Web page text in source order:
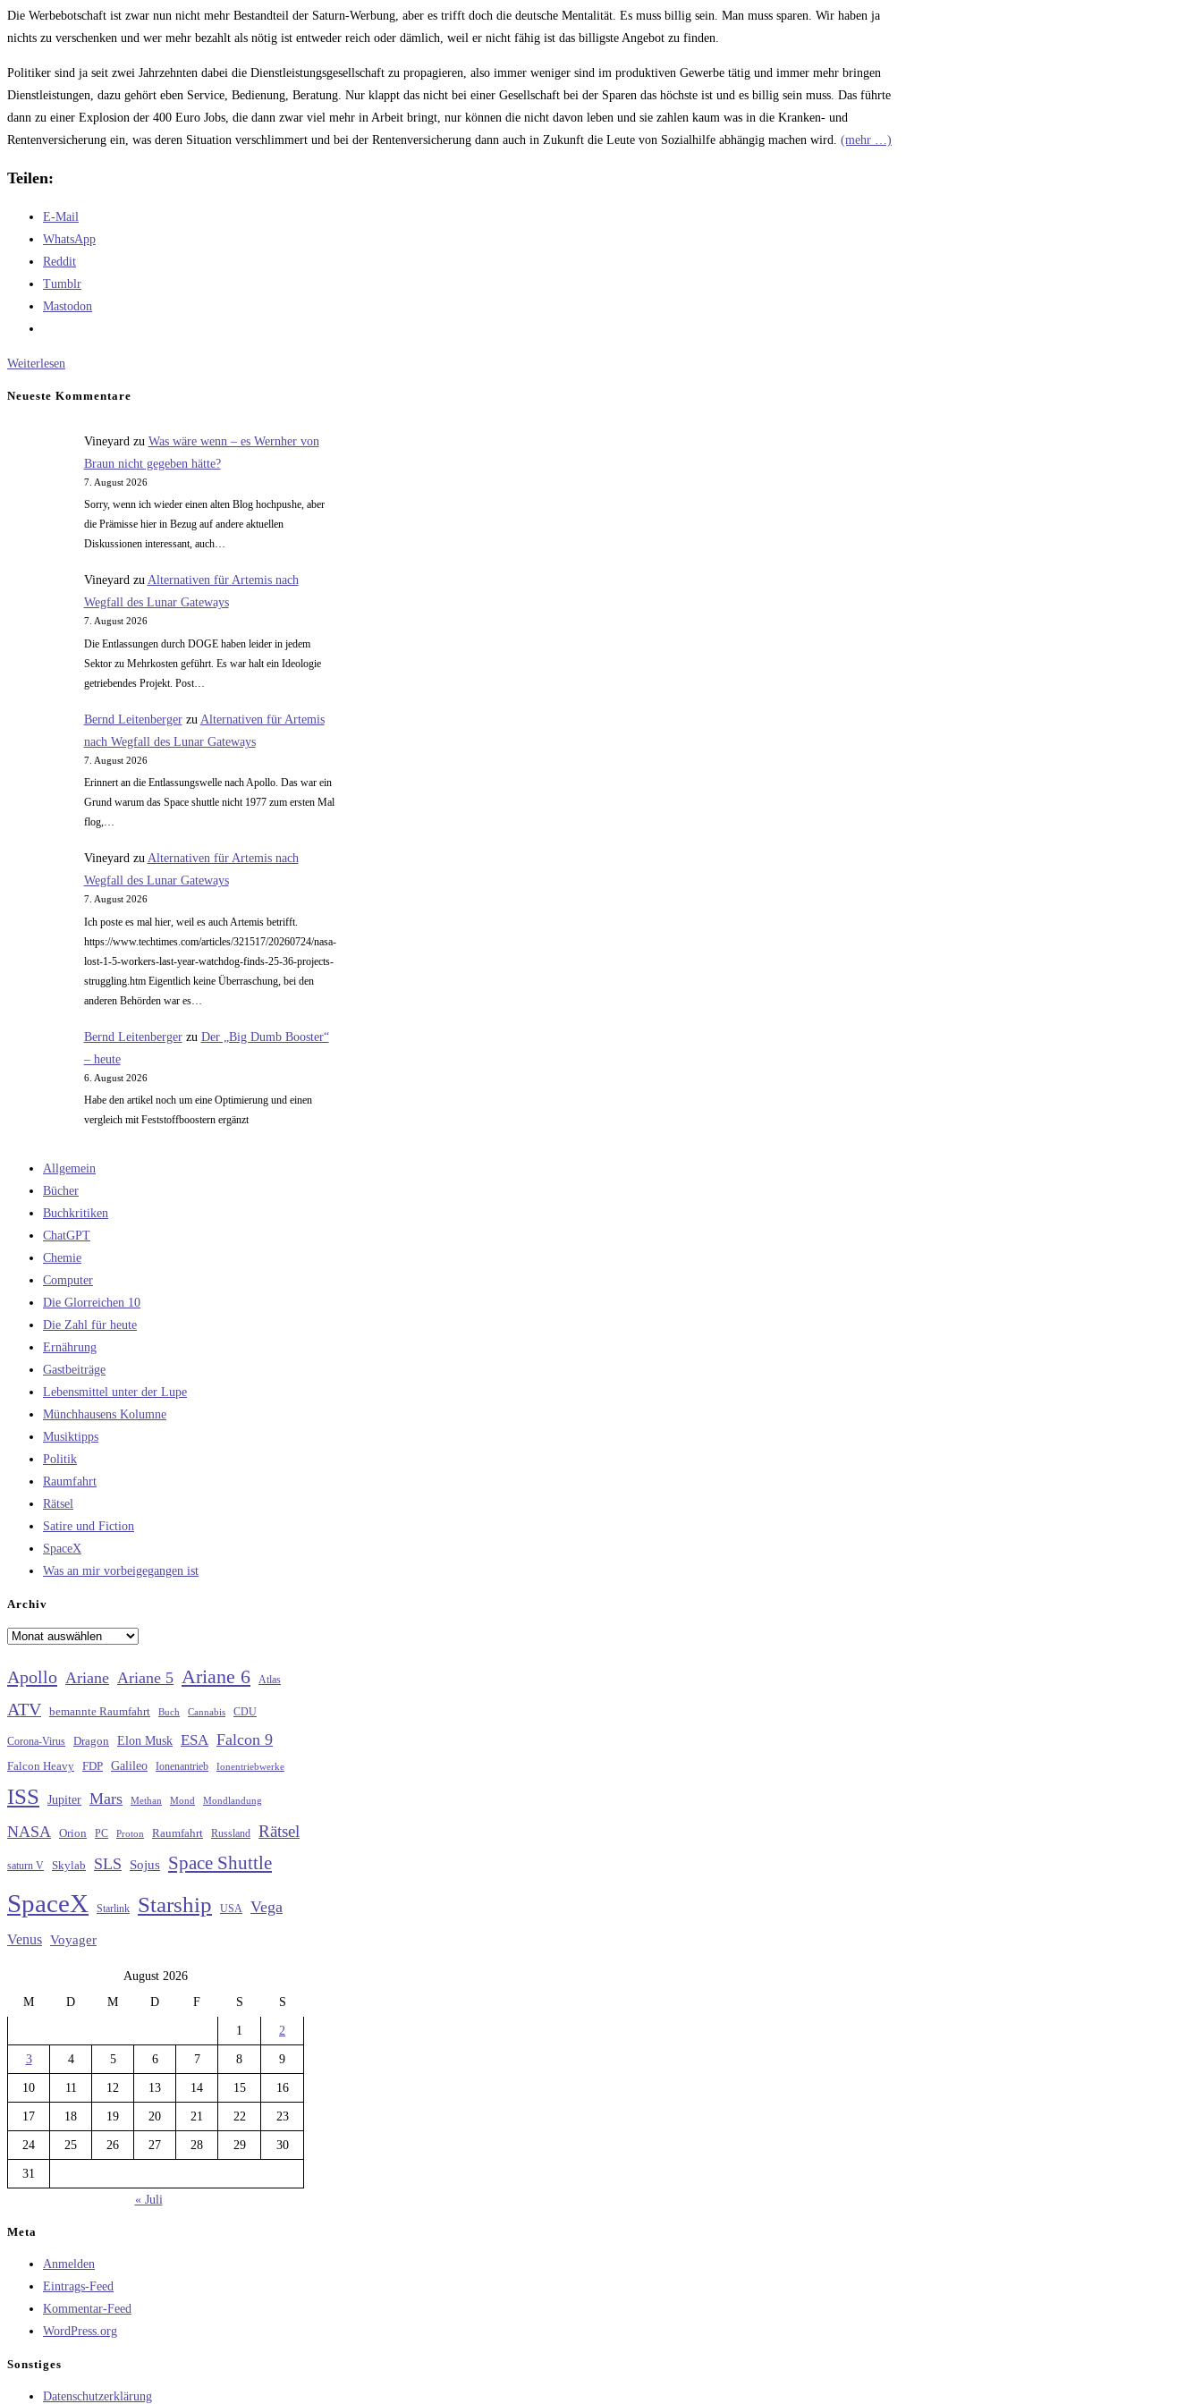
Die Werbebotschaft ist zwar nun nicht mehr Bestandteil der Saturn-Werbung, aber es trifft doch die deutsche Mentalität. Es muss billig sein. Man muss sparen. Wir haben ja
nichts zu verschenken und wer mehr bezahlt als nötig ist entweder reich oder dämlich, weil er nicht fähig ist das billigste Angebot zu finden.
Politiker sind ja seit zwei Jahrzehnten dabei die Dienstleistungsgesellschaft zu propagieren, also immer weniger sind im produktiven Gewerbe tätig und immer mehr bringen
Dienstleistungen, dazu gehört eben Service, Bedienung, Beratung. Nur klappt das nicht bei einer Gesellschaft bei der Sparen das höchste ist und es billig sein muss. Das führte
dann zu einer Explosion der 400 Euro Jobs, die dann zwar viel mehr in Arbeit bringt, nur können die nicht davon leben und sie zahlen kaum was in die Kranken- und
Rentenversicherung ein, was deren Situation verschlimmert und bei der Rentenversicherung dann auch in Zukunft die Leute von Sozialhilfe abhängig machen wird. (mehr …)
Teilen:
E-Mail
WhatsApp
Reddit
Tumblr
Mastodon
Weiterlesen
Neueste Kommentare
Vineyard zu Was wäre wenn – es Wernher von
Braun nicht gegeben hätte?
7. August 2026
Sorry, wenn ich wieder einen alten Blog hochpushe, aber
die Prämisse hier in Bezug auf andere aktuellen
Diskussionen interessant, auch…
Vineyardzu Alternativen für Artemis nach
Wegfall des Lunar Gateways
7. August 2026
Die Entlassungen durch DOGE haben leider in jedem
Sektor zu Mehrkosten geführt. Es war halt ein Ideologie
getriebendes Projekt. Post…
Bernd Leitenbergerzu Alternativen für Artemis
nach Wegfall des Lunar Gateways
7. August 2026
Erinnert an die Entlassungswelle nach Apollo. Das war ein
Grund warum das Space shuttle nicht 1977 zum ersten Mal
flog,…
Vineyardzu Alternativen für Artemis nach
Wegfall des Lunar Gateways
7. August 2026
Ich poste es mal hier, weil es auch Artemis betrifft.
https://www.techtimes.com/articles/321517/20260724/nasa-
lost-1-5-workers-last-year-watchdog-finds-25-36-projects-
struggling.htm Eigentlich keine Überraschung, bei den
anderen Behörden war es…
Bernd Leitenbergerzu Der „Big Dumb Booster“
– heute
6. August 2026
Habe den artikel noch um eine Optimierung und einen
vergleich mit Feststoffboostern ergänzt
Allgemein
Bücher
Buchkritiken
ChatGPT
Chemie
Computer
Die Glorreichen 10
Die Zahl für heute
Ernährung
Gastbeiträge
Lebensmittel unter der Lupe
Münchhausens Kolumne
Musiktipps
Politik
Raumfahrt
Rätsel
Satire und Fiction
SpaceX
Was an mir vorbeigegangen ist
Archiv
Archiv
Apollo Ariane Ariane 5 Ariane 6 Atlas
ATV bemannte Raumfahrt Buch Cannabis CDU
Corona-Virus Dragon Elon Musk ESA Falcon 9
Falcon Heavy FDP Galileo Ionenantrieb Ionentriebwerke
ISS Jupiter Mars Methan Mond Mondlandung
NASA Orion PC Proton Raumfahrt Russland Rätsel
saturn V Skylab SLS Sojus Space Shuttle
SpaceX Starlink Starship USA Vega
Venus Voyager
August 2026
M
D M D F S S
1 2
3 4 5 6 7 8 9
10 11 12 13 14 15 16
17 18 19 20 21 22 23
24 25 26 27 28 29 30
31
« Juli
Meta
Anmelden
Eintrags-Feed
Kommentar-Feed
WordPress.org
Sonstiges
Datenschutzerklärung